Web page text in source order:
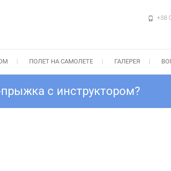
в Киеве на Аэродроме
+38
ПОЛЕТ НА САМОЛЕТЕ ГАЛЕРЕЯ
с инструктором?